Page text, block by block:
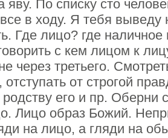
яву. По списку сто
в ходу. Я тебя выведу
Где лицо? где
с кем лицом к
через третьего.
отступать от строгой
родству его и пр. Оберни
Лицо образ Божий.
на лицо, а гляди на